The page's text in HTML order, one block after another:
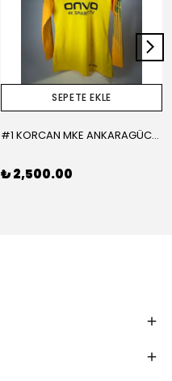
SEPETE EKLE
#1 KORCAN MKE ANKARAGÜCÜ 2019-2020 KALECİ - MEDIUM
₺ 2,500.00